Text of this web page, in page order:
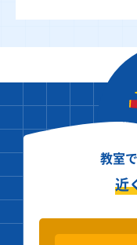
教室
近